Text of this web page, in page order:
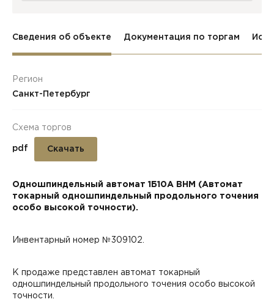
Сведения об объекте Документация по торгам
Регион
Санкт-Петербург
Схема торгов
pdf Скачать
Одношпиндельный автомат 1Б10А ВНМ (Автомат
токарный одношпиндельный продольного точения
особо высокой точности).
Инвентарный номер №309102.
К продаже представлен автомат токарный
одношпиндельный продольного точения особо высокой
точности.